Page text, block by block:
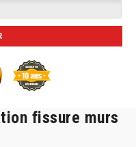
fissure murs